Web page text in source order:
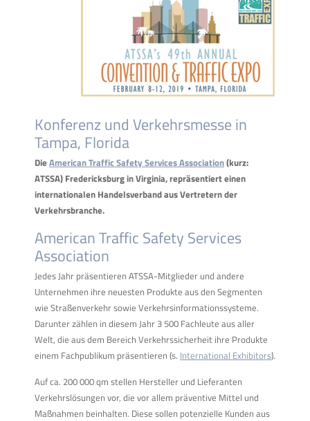
Konferenz und Verkehrsmesse in
Tampa, Florida
DieAmerican Traffic Safety Services Association(kurz:
ATSSA) Fredericksburg in Virginia, repräsentiert einen
internationalen Handelsverband aus Vertretern der
Verkehrsbranche.
American Traffic Safety Services
Association
Jedes Jahr präsentieren ATSSA-Mitglieder und andere
Unternehmen ihre neuesten Produkte aus den Segmenten
wie Straßenverkehr sowie Verkehrsinformationssysteme.
Darunter zählen in diesem Jahr 3 500 Fachleute aus aller
Welt, die aus dem Bereich Verkehrssicherheit ihre Produkte
einem Fachpublikum präsentieren (s. International Exhibitors).
Auf ca. 200 000 qm stellen Hersteller und Lieferanten
Verkehrslösungen vor, die vor allem präventive Mittel und
Maßnahmen beinhalten. Diese sollen potenzielle Kunden aus